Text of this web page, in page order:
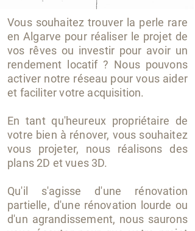
Vous souhaitez trouver la perle rare
en Algarve pour réaliser le projet de
vos rêves ou investir pour avoir un
rendement locatif ? Nous pouvons
activer notre réseau pour vous aider
et faciliter votre acquisition.
En tant qu'heureux propriétaire de
votre bien à rénover, vous souhaitez
vous projeter, nous réalisons des
plans 2D et vues 3D.
Qu'il s'agisse d'une rénovation
partielle, d'une rénovation lourde ou
d'un agrandissement, nous saurons